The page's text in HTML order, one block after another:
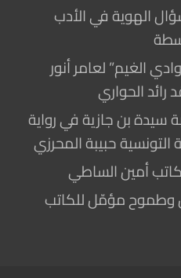
الهوية في الأدب
الغيم” لعامر أنور
رائد الحواري
سيدة بن جازية في رواية
حبيبة المحرزي
أمين الساطي
وطموح مؤمّل للكاتب